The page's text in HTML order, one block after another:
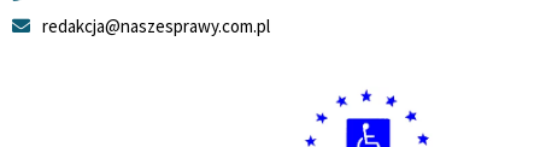
redakcja@naszesprawy.com.pl